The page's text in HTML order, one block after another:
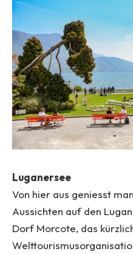
Luganersee
Von hier aus geniesst
Aussichten auf den
Dorf Morcote, das